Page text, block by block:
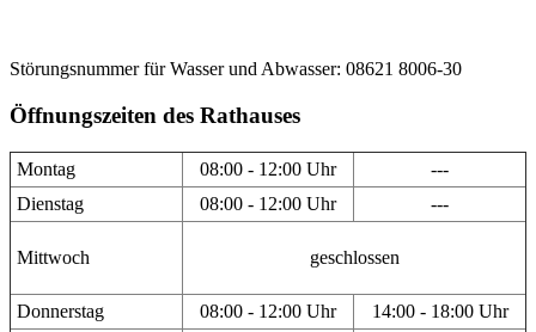
Störungsnummer für Wasser und Abwasser: 08621 8006-30
Öffnungszeiten des Rathauses
Montag 08:00 - 12:00 Uhr
---
Dienstag
08:00 - 12:00 Uhr ---
Mittwoch geschlossen
Donnerstag 08:00 - 12:00 Uhr
14:00 - 18:00 Uhr